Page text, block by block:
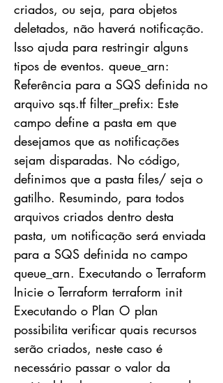
criados, ou seja, para objetos
deletados, não haverá notificação.
Isso ajuda para restringir alguns
tipos de eventos. queue_arn:
Referência para a SQS definida no
arquivo sqs.tf filter_prefix: Este
campo define a pasta em que
desejamos que as notificações
sejam disparadas. No código,
definimos que a pasta files/ seja o
gatilho. Resumindo, para todos
arquivos criados dentro desta
pasta, um notificação será enviada
para a SQS definida no campo
queue_arn. Executando o Terraform
Inicie o Terraform terraform init
Executando o Plan O plan
possibilita verificar quais recursos
serão criados, neste caso é
necessário passar o valor da